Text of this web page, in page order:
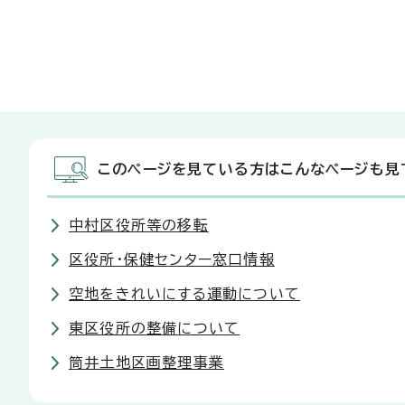
このページを見ている方はこんなページも見
中村区役所等の移転
区役所・保健センター窓口情報
空地をきれいにする運動について
東区役所の整備について
筒井土地区画整理事業